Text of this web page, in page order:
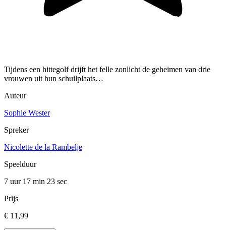
Tijdens een hittegolf drijft het felle zonlicht de geheimen van drie
vrouwen uit hun schuilplaats…
Auteur
Sophie Wester
Spreker
Nicolette de la Rambelje
Speelduur
7 uur 17 min 23 sec
Prijs
€ 11,99